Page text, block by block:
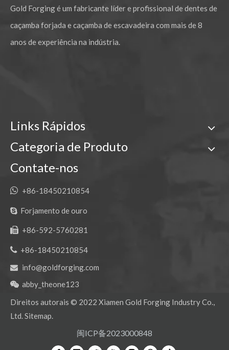
Gold Forging é um fabricante líder e profissional de dentes de
caçamba forjada e caçamba de escavadeira com mais de 8
anos de experiência na indústria.
Links Rápidos
Categoria de Produto
Contate-nos
 +86-18450210854
 Forjamento de ouro
 +86-592-5760281
 +86-18450210854
 info@goldforging.com
 abby_theone123
Direitos autorais © 2022 Xiamen Gold Forging Industry Co.,
Ltd.Sitemap.
闽ICP备2023000848